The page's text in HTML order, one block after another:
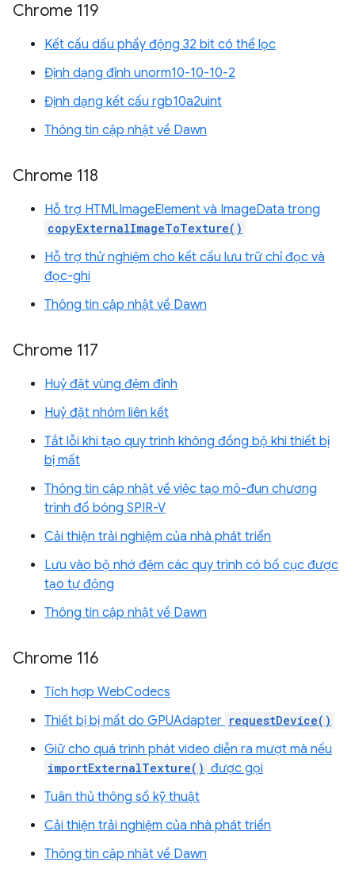
Chrome 119
Kết cấu dấu phẩy động 32 bit có thể lọc
Định dạng đỉnh unorm10-10-10-2
Định dạng kết cấu rgb10a2uint
Thông tin cập nhật về Dawn
Chrome 118
Hỗ trợ HTMLImageElement và ImageData trong
copyExternalImageToTexture()
Hỗ trợ thử nghiệm cho kết cấu lưu trữ chỉ đọc và
đọc-ghi
Thông tin cập nhật về Dawn
Chrome 117
Huỷ đặt vùng đệm đỉnh
Huỷ đặt nhóm liên kết
Tắt lỗi khi tạo quy trình không đồng bộ khi thiết bị
bị mất
Thông tin cập nhật về việc tạo mô-đun chương
trình đổ bóng SPIR-V
Cải thiện trải nghiệm của nhà phát triển
Lưu vào bộ nhớ đệm các quy trình có bố cục được
tạo tự động
Thông tin cập nhật về Dawn
Chrome 116
Tích hợp WebCodecs
Thiết bị bị mất do GPUAdapter requestDevice()
Giữ cho quá trình phát video diễn ra mượt mà nếu
importExternalTexture() được gọi
Tuân thủ thông số kỹ thuật
Cải thiện trải nghiệm của nhà phát triển
Thông tin cập nhật về Dawn